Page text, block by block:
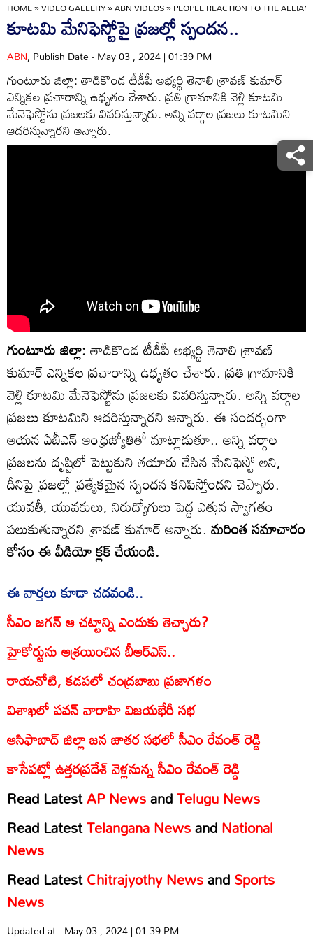
HOME»VIDEO GALLERY»ABN VIDEOS»PEOPLE REACTION TO THE
కూటమి మేనిఫెస్టోపై ప్రజల్లో స్పందన..
ABN, Publish Date - May 03 , 2024 | 01:39 PM
గుంటూరు జిల్లా: తాడికొండ టీడీపీ అభ్యర్థి తెనాలి శ్రావణ్ కుమార్
ఎన్నికల ప్రచారాన్ని ఉధృతం చేశారు. ప్రతి గ్రామానికి వెళ్లి కూటమి
మేనెఫెస్టోను ప్రజలకు వివరిస్తున్నారు. అన్ని వర్గాల ప్రజలు కూటమిని
ఆదరిస్తున్నారని అన్నారు.
గుంటూరు జిల్లా:తాడికొండ టీడీపీ అభ్యర్థి తెనాలి శ్రావణ్
కుమార్ ఎన్నికల ప్రచారాన్ని ఉధృతం చేశారు. ప్రతి గ్రామానికి
వెళ్లి కూటమి మేనెఫెస్టోను ప్రజలకు వివరిస్తున్నారు. అన్ని వర్గాల
ప్రజలు కూటమిని ఆదరిస్తున్నారని అన్నారు. ఈ సందర్భంగా
ఆయన ఏబీఎన్ ఆంధ్రజ్యోతితో మాట్లాడుతూ.. అన్ని వర్గాల
ప్రజలను దృష్టిలో పెట్టుకుని తయారు చేసిన మేనిఫెస్టో అని,
దీనిపై ప్రజల్లో ప్రత్యేకమైన స్పందన కనిపిస్తోందని చెప్పారు.
యువతీ, యువకులు, నిరుద్యోగులు పెద్ద ఎత్తున స్వాగతం
పలుకుతున్నారని శ్రావణ్ కుమార్ అన్నారు. మరింత సమాచారం
కోసం ఈ వీడియో క్లక్ చేయండి.
ఈ వార్తలు కూడా చదవండి..
సీఎం జగన్ ఆ చట్టాన్ని ఎందుకు తెచ్చారు?
హైకోర్టును ఆశ్రయించిన బీఆర్ఎస్..
రాయచోటి, కడపలో చంద్రబాబు ప్రజాగళం
విశాఖలో పవన్ వారాహి విజయభేరీ సభ
ఆసిఫాబాద్ జిల్లా జన జాతర సభలో సీఎం రేవంత్ రెడ్డి
కాసేపట్లో ఉత్తరప్రదేశ్ వెళ్లనున్న సీఎం రేవంత్ రెడ్డి
Read LatestAP NewsandTelugu News
Read LatestTelangana NewsandNational
News
Read LatestChitrajyothy NewsandSports
News
Updated at - May 03 , 2024 | 01:39 PM